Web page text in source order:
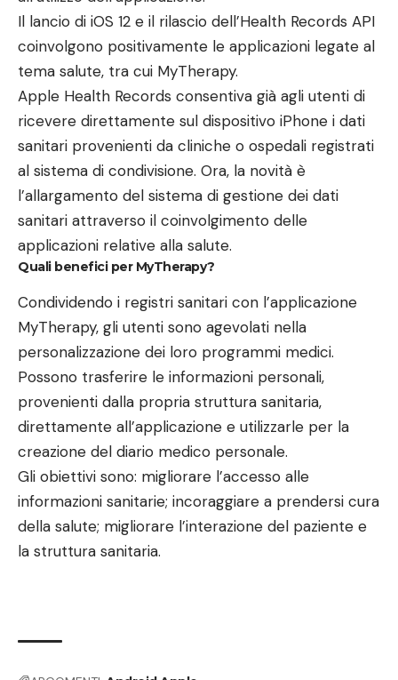
Il lancio di iOS 12 e il rilascio dell’Health Records API
coinvolgono positivamente le applicazioni legate al
tema salute, tra cui MyTherapy.
Apple Health Records consentiva già agli utenti di
ricevere direttamente sul dispositivo iPhone i dati
sanitari provenienti da cliniche o ospedali registrati
al sistema di condivisione. Ora, la novità è
l’allargamento del sistema di gestione dei dati
sanitari attraverso il coinvolgimento delle
applicazioni relative alla salute.
Quali benefici per MyTherapy?
Condividendo i registri sanitari con l’applicazione
MyTherapy, gli utenti sono agevolati nella
personalizzazione dei loro programmi medici.
Possono trasferire le informazioni personali,
provenienti dalla propria struttura sanitaria,
direttamente all’applicazione e utilizzarle per la
creazione del diario medico personale.
Gli obiettivi sono: migliorare l’accesso alle
informazioni sanitarie; incoraggiare a prendersi cura
della salute; migliorare l’interazione del paziente e
la struttura sanitaria.